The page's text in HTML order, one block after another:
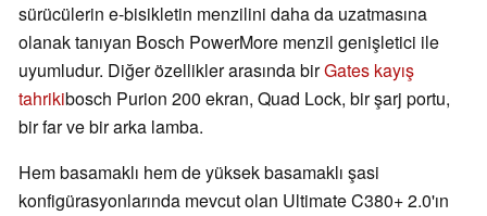
sürücülerin e-bisikletin menzilini daha da uzatmasına
olanak tanıyan Bosch PowerMore menzil genişletici ile
uyumludur. Diğer özellikler arasında birGates kayış
tahrikibosch Purion 200 ekran, Quad Lock, bir şarj portu,
bir far ve bir arka lamba.
Hem basamaklı hem de yüksek basamaklı şasi
konfigürasyonlarında mevcut olan Ultimate C380+ 2.0'ın